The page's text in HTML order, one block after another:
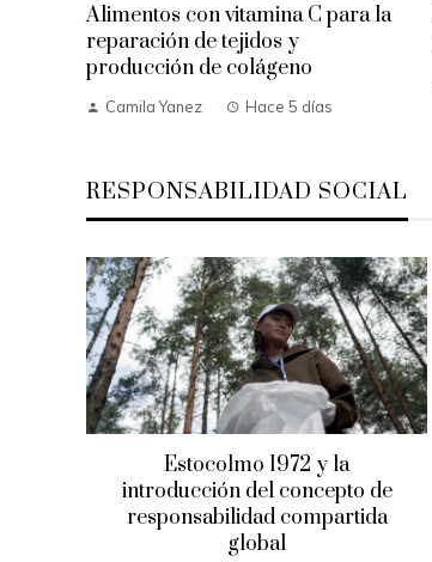
Alimentos con vitamina C para la
reparación de tejidos y
producción de colágeno
Camila Yanez Hace 5 días
RESPONSABILIDAD SOCIAL
Estocolmo 1972 y la
introducción del concepto de
responsabilidad compartida
global